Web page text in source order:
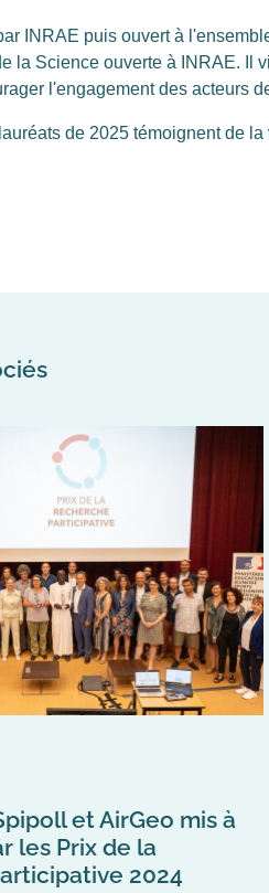
INRAE puis ouvert à
la Science ouverte à INRAE. Il
l'engagement des acteurs
de 2025 témoignent de
et AirGeo mis à
les Prix de la
2024